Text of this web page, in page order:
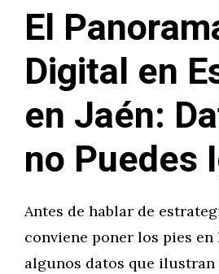
El
Digital en
en Jaén:
no Puedes
Antes de hablar de
conviene poner los pies
algunos datos que ilustran